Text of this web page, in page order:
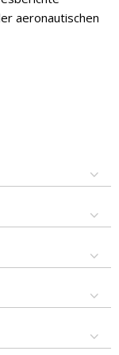
aeronautischen